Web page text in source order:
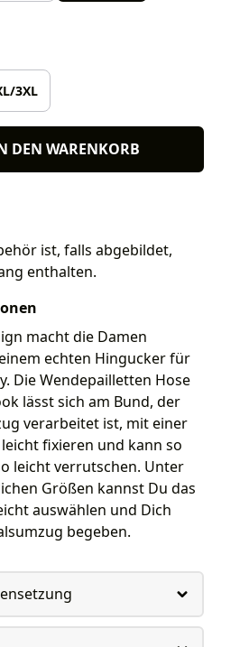
3XL
DEN WARENKORB
ist, falls abgebildet,
enthalten.
macht die Damen
echten Hingucker für
Die Wendepailletten Hose
lässt sich am Bund, der
verarbeitet ist, mit einer
fixieren und kann so
leicht verrutschen. Unter
Größen kannst Du das
auswählen und Dich
begeben.